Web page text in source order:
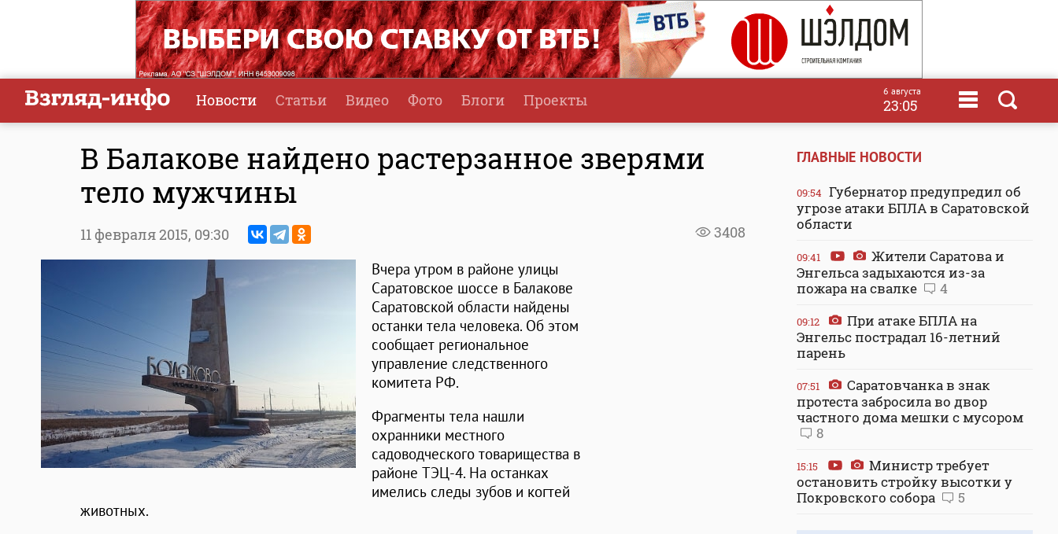
Новости Статьи Видео Фото Блоги Проекты 6 августа
23:05
В Балакове найдено растерзанное зверями
тело мужчины
3408
11 февраля 2015, 09:30
Вчера утром в районе улицы
Саратовское шоссе в Балакове
Саратовской области найдены
останки тела человека. Об этом
сообщает региональное
управление следственного
комитета РФ.
Фрагменты тела нашли
охранники местного
садоводческого товарищества в
районе ТЭЦ-4. На останках
имелись следы зубов и когтей
животных.
ГЛАВНЫЕ НОВОСТИ
09:54 Губернатор предупредил об
угрозе атаки БПЛА в Саратовской
области
09:41
Жители Саратова и
Энгельса задыхаются из-за
пожара на свалке
4
09:12
При атаке БПЛА на
Энгельс пострадал 16-летний
парень
07:51
Саратовчанка в знак
протеста забросила во двор
частного дома мешки с мусором
8
15:15
Министр требует
остановить стройку высотки у
Покровского собора
5